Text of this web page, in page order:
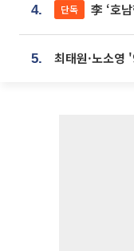
4. 단독 李 ‘호남형
5.